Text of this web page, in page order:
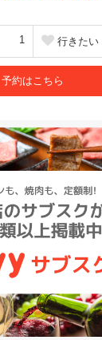
1 行きたい
予約はこちら